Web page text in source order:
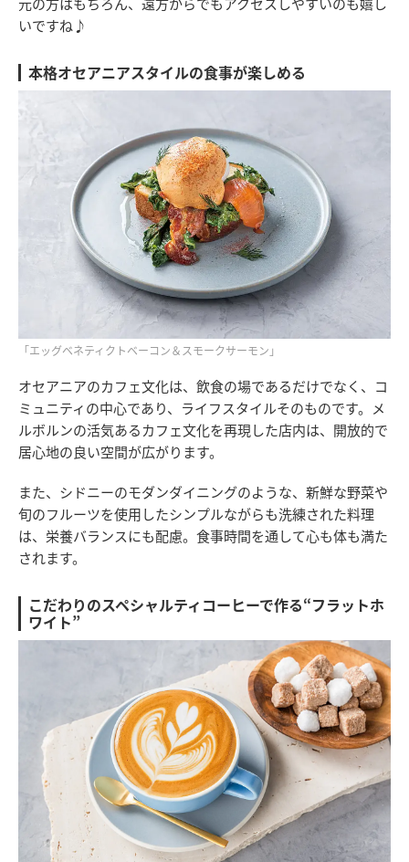
いですね♪
本格オセアニアスタイルの食事が楽しめる
「エッグベネティクトベーコン＆スモークサーモン」
オセアニアのカフェ文化は、飲食の場であるだけでなく、コ
ミュニティの中心であり、ライフスタイルそのものです。メ
ルボルンの活気あるカフェ文化を再現した店内は、開放的で
居心地の良い空間が広がります。
また、シドニーのモダンダイニングのような、新鮮な野菜や
旬のフルーツを使用したシンプルながらも洗練された料理
は、栄養バランスにも配慮。食事時間を通して心も体も満た
されます。
こだわりのスペシャルティコーヒーで作る“フラットホ
ワイト”